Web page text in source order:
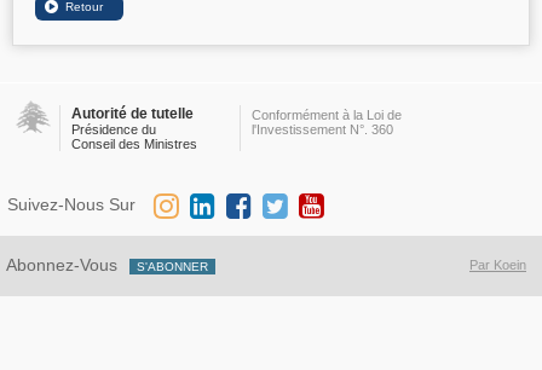
Autorité de tutelle
Présidence du
Conseil des Ministres
Conformément à la Loi de
l'Investissement N°. 360
Par Koein
Abonnez-Vous
Suivez-Nous Sur